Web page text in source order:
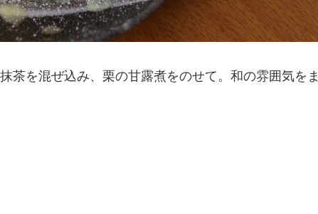
茶を混ぜ込み、栗の甘露煮をのせて。和の雰囲気をま